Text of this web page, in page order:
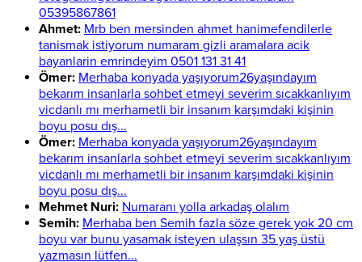
05395867861
Ahmet: Mrb ben mersinden ahmet hanimefendilerle
tanismak istiyorum numaram gizli aramalara acik
bayanlarin emrindeyim 0501 131 31 41
Ömer: Merhaba konyada yaşıyorum26yaşındayım
bekarım insanlarla sohbet etmeyi severim sıcakkanlıyım
vicdanlı mı merhametli bir insanım karşımdaki kişinin
boyu posu dış...
Ömer: Merhaba konyada yaşıyorum26yaşındayım
bekarım insanlarla sohbet etmeyi severim sıcakkanlıyım
vicdanlı mı merhametli bir insanım karşımdaki kişinin
boyu posu dış...
Mehmet Nuri: Numaranı yolla arkadaş olalım
Semih: Merhaba ben Semih fazla söze gerek yok 20 cm
boyu var bunu yasamak isteyen ulaşsın 35 yaş üstü
yazmasın lütfen...